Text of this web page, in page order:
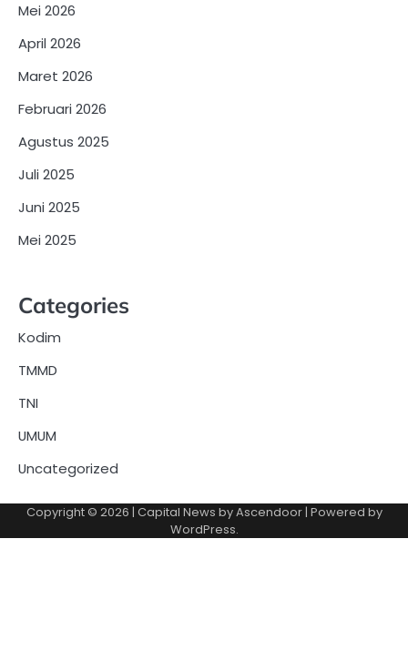
Mei 2026
April 2026
Maret 2026
Februari 2026
Agustus 2025
Juli 2025
Juni 2025
Mei 2025
Categories
Kodim
TMMD
TNI
UMUM
Uncategorized
Copyright © 2026 | Capital News byAscendoor| Powered by
WordPress.